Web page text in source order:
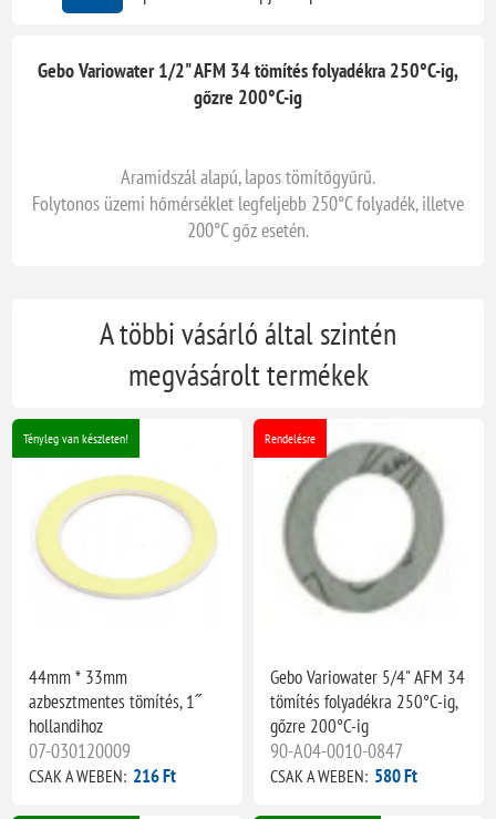
Gebo Variowater 1/2" AFM 34 tömítés folyadékra 250°C-ig,
gőzre 200°C-ig
Aramidszál alapú, lapos tömítőgyűrű.
Folytonos üzemi hőmérséklet legfeljebb 250°C folyadék, illetve
200°C gőz esetén.
A többi vásárló által szintén
megvásárolt termékek
Tényleg van készleten!
44mm * 33mm
azbesztmentes tömítés, 1˝
hollandihoz
07-030120009
CSAK A WEBEN: 216 Ft
Rendelésre
Gebo Variowater 5/4" AFM 34
tömítés folyadékra 250°C-ig,
gőzre 200°C-ig
90-A04-0010-0847
CSAK A WEBEN: 580 Ft